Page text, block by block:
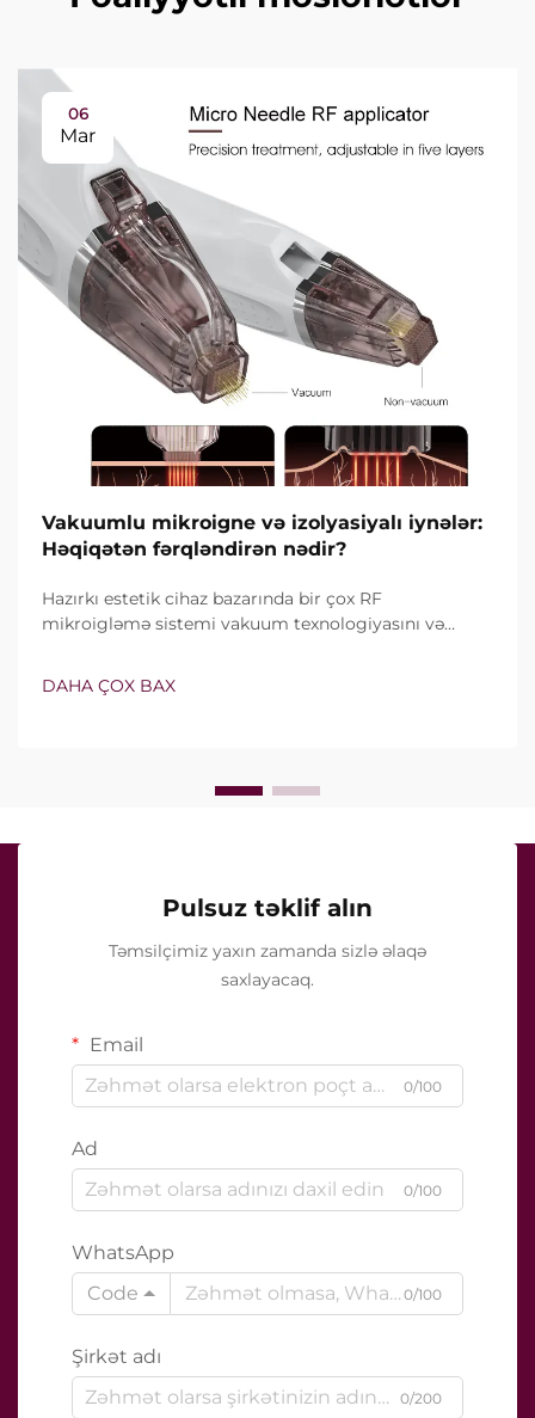
06
Mar
Vakuumlu mikroigne və izolyasiyalı iynələr:
Həqiqətən fərqləndirən nədir?
Hazırkı estetik cihaz bazarında bir çox RF
mikroigləmə sistemi vakuum texnologiyasını və
deyil, onların klinik müalicə zamanı necə dəqiq işlədiyi
DAHA ÇOX BAX
Pulsuz təklif alın
Təmsilçimiz yaxın zamanda sizlə əlaqə
saxlayacaq.
Email
0/100
Ad
0/100
WhatsApp
Code
0/100
Şirkət adı
0/200